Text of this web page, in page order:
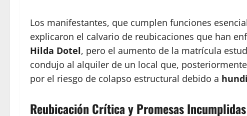
Los manifestantes, que cumplen funciones
explicaron el calvario de reubicaciones que han
Hilda Dotel, pero el aumento de la matrícula
condujo al alquiler de un local que,
por el riesgo de colapso estructural debido a
Reubicación Crítica y Promesas Incumplidas